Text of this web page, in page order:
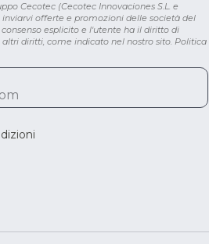
Cecotec (Cecotec Innovaciones S.L. e
inviarvi offerte e promozioni delle società del
esplicito e l'utente ha il diritto di
diritti, come indicato nel nostro sito. Politica